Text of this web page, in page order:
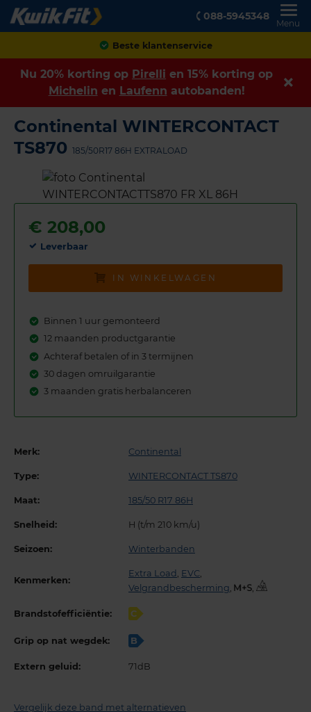
088-5945348
Menu
Achteraf betalen
Nu 20% korting op Pirelli en 15% korting op
Michelin en Laufenn autobanden!
Continental WINTERCONTACT
TS870 185/50R17 86H EXTRALOAD
€ 208,00
Leverbaar
IN WINKELWAGEN
Binnen 1 uur gemonteerd
12 maanden productgarantie
Achteraf betalen of in 3 termijnen
30 dagen omruilgarantie
3 maanden gratis herbalanceren
Merk: Continental
Type: WINTERCONTACT TS870
Maat: 185/50 R17 86H
Snelheid: H (t/m 210 km/u)
Seizoen: Winterbanden
Kenmerken:
Extra Load EVC
Velgrandbescherming
,
Brandstofefficiëntie: C
Grip op nat wegdek: B
Extern geluid: 71dB
Vergelijk deze band met alternatieven